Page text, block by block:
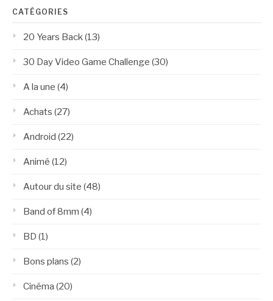
CATÉGORIES
20 Years Back(13)
30 Day Video Game Challenge (30)
A la une (4)
Achats (27)
Android (22)
Animé (12)
Autour du site (48)
Band of 8mm (4)
BD (1)
Bons plans (2)
Cinéma (20)